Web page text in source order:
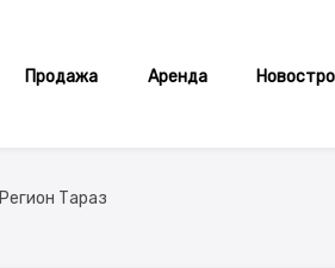
Продажа Аренда
Регион Тараз